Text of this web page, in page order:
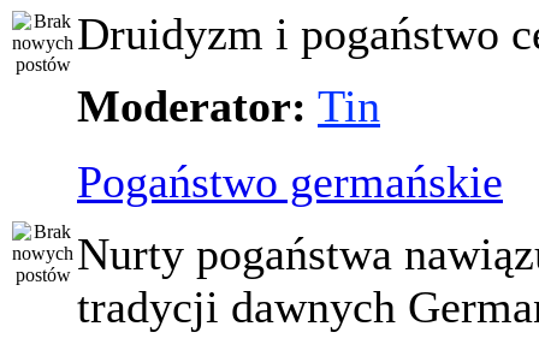
Druidyzm i pogaństwo
Moderator: Tin
Pogaństwo germańskie
Nurty pogaństwa
tradycji dawnych